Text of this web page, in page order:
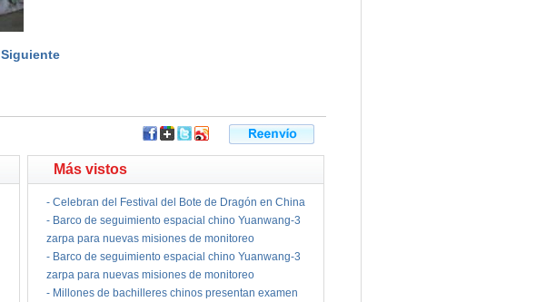
Siguiente
Más vistos
- Celebran del Festival del Bote de Dragón en China
- Barco de seguimiento espacial chino Yuanwang-3
zarpa para nuevas misiones de monitoreo
- Barco de seguimiento espacial chino Yuanwang-3
zarpa para nuevas misiones de monitoreo
- Millones de bachilleres chinos presentan examen